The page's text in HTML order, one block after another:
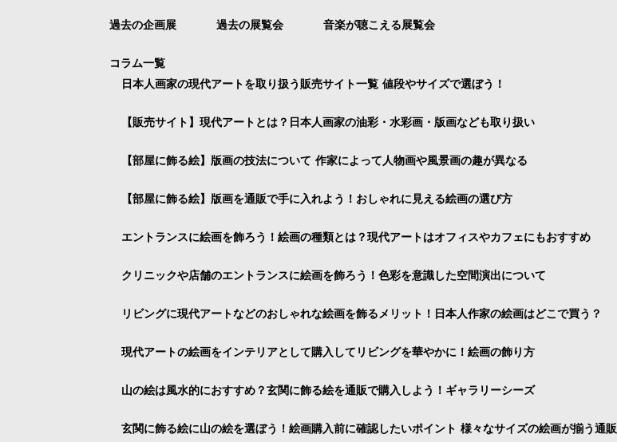
過去の企画展 過去の展覧会 音楽が聴こえる展覧会
コラム一覧
日本人画家の現代アートを取り扱う販売サイト一覧 値段やサイズで選ぼう！
【販売サイト】現代アートとは？日本人画家の油彩・水彩画・版画なども取り扱い
【部屋に飾る絵】版画の技法について 作家によって人物画や風景画の趣が異なる
【部屋に飾る絵】版画を通販で手に入れよう！おしゃれに見える絵画の選び方
エントランスに絵画を飾ろう！絵画の種類とは？現代アートはオフィスやカフェにもおすすめ
クリニックや店舗のエントランスに絵画を飾ろう！色彩を意識した空間演出について
リビングに現代アートなどのおしゃれな絵画を飾るメリット！日本人作家の絵画はどこで買う？
現代アートの絵画をインテリアとして購入してリビングを華やかに！絵画の飾り方
山の絵は風水的におすすめ？玄関に飾る絵を通販で購入しよう！ギャラリーシーズ
玄関に飾る絵に山の絵を選ぼう！絵画購入前に確認したいポイント 様々なサイズの絵画が揃う通販